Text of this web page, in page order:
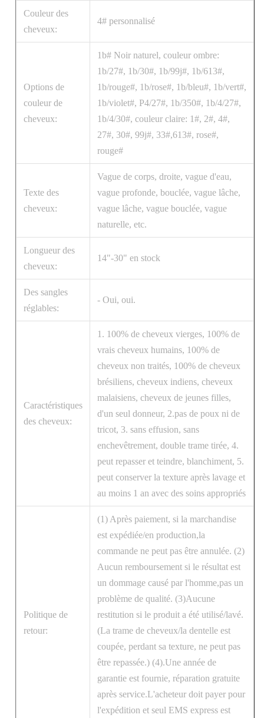
Couleur des
cheveux:
4# personnalisé
Options de
couleur de
cheveux:
1b# Noir naturel, couleur ombre:
1b/27#, 1b/30#, 1b/99j#, 1b/613#,
1b/rouge#, 1b/rose#, 1b/bleu#, 1b/vert#,
1b/violet#, P4/27#, 1b/350#, 1b/4/27#,
1b/4/30#, couleur claire: 1#, 2#, 4#,
27#, 30#, 99j#, 33#,613#, rose#,
rouge#
Texte des
cheveux:
Vague de corps, droite, vague d'eau,
vague profonde, bouclée, vague lâche,
vague lâche, vague bouclée, vague
naturelle, etc.
Longueur des
cheveux:
14"-30" en stock
Des sangles
réglables:
- Oui, oui.
Caractéristiques
des cheveux:
1. 100% de cheveux vierges, 100% de
vrais cheveux humains, 100% de
cheveux non traités, 100% de cheveux
brésiliens, cheveux indiens, cheveux
malaisiens, cheveux de jeunes filles,
d'un seul donneur, 2.pas de poux ni de
tricot, 3. sans effusion, sans
enchevêtrement, double trame tirée, 4.
peut repasser et teindre, blanchiment, 5.
peut conserver la texture après lavage et
au moins 1 an avec des soins appropriés
Politique de
retour:
(1) Après paiement, si la marchandise
est expédiée/en production,la
commande ne peut pas être annulée. (2)
Aucun remboursement si le résultat est
un dommage causé par l'homme,pas un
problème de qualité. (3)Aucune
restitution si le produit a été utilisé/lavé.
(La trame de cheveux/la dentelle est
coupée, perdant sa texture, ne peut pas
être repassée.) (4).Une année de
garantie est fournie, réparation gratuite
après service.L'acheteur doit payer pour
l'expédition et seul EMS express est